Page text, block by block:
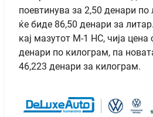
поевтинува за 2,50 денари по
ќе биде 86,50 денари за
кај мазутот М-1 НС, чија
денари по килограм, па
46,223 денари за килограм.